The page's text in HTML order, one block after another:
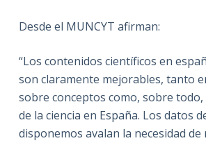
Desde el MUNCYT afirman:
“Los contenidos científicos en
son claramente mejorables, tanto
sobre conceptos como, sobre
de la ciencia en España. Los datos
disponemos avalan la necesidad de